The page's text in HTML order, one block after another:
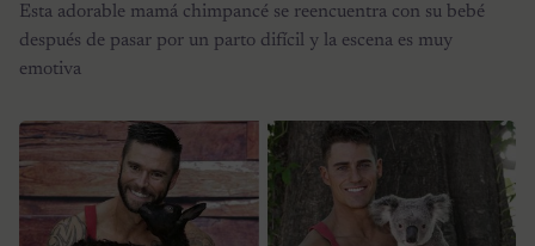
Esta adorable mamá chimpancé se reencuentra con su bebé
después de pasar por un parto difícil y la escena es muy
emotiva